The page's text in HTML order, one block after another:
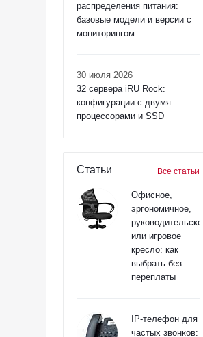
распределения питания:
базовые модели и версии с
мониторингом
30 июля 2026
32 сервера iRU Rock:
конфигурации с двумя
процессорами и SSD
Статьи Все статьи
Офисное,
эргономичное,
руководительское
или игровое
кресло: как
выбрать без
переплаты
IP-телефон для
частых звонков: